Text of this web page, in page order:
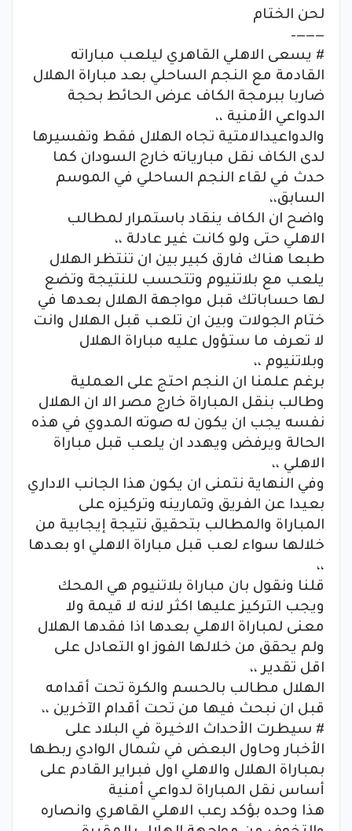
لحن الختام
———–
# يسعى الاهلي القاهري ليلعب مباراته
القادمة مع النجم الساحلي بعد مباراة الهلال
ضاربا ببرمجة الكاف عرض الحائط بحجة
الدواعي الأمنية ،،
والدواعيدالامتية تجاه الهلال فقط وتفسيرها
لدى الكاف نقل مبارياته خارج السودان كما
حدث في لقاء النجم الساحلي في الموسم
السابق،،
واضح ان الكاف ينقاد باستمرار لمطالب
الاهلي حتى ولو كانت غير عادلة ،،
طبعا هناك فارق كبير بين ان تنتظر الهلال
يلعب مع بلاتنيوم وتتحسب للنتيجة وتضع
لها حساباتك قبل مواجهة الهلال بعدها في
ختام الجولات وبين ان تلعب قبل الهلال وانت
لا تعرف ما ستؤول عليه مباراة الهلال
وبلاتنيوم ،،
برغم علمنا ان النجم احتج على العملية
وطالب بنقل المباراة خارج مصر الا ان الهلال
نفسه يجب ان يكون له صوته المدوي في هذه
الحالة ويرفض ويهدد ان يلعب قبل مباراة
الاهلي ،،
وفي النهاية نتمنى ان يكون هذا الجانب الاداري
بعيدا عن الفريق وتمارينه وتركيزه على
المباراة والمطالب بتحقيق نتيجة إيجابية من
خلالها سواء لعب قبل مباراة الاهلي او بعدها
،،
قلنا ونقول بان مباراة بلاتنيوم هي المحك
ويجب التركيز عليها اكثر لانه لا قيمة ولا
معنى لمباراة الاهلي بعدها اذا فقدها الهلال
ولم يحقق من خلالها الفوز او التعادل على
اقل تقدير ،،
الهلال مطالب بالحسم والكرة تحت أقدامه
قبل ان نبحث فيها من تحت أقدام الآخرين ،،
# سيطرت الأحداث الاخيرة في البلاد على
الأخبار وحاول البعض في شمال الوادي ربطها
بمباراة الهلال والاهلي اول فبراير القادم على
أساس نقل المباراة لدواعي أمنية
هذا وحده بؤكد رعب الاهلي القاهري وانصاره